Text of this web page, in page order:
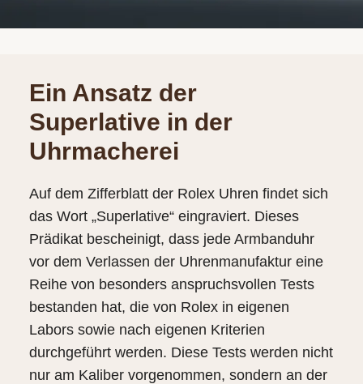
Ein Ansatz der
Superlative in der
Uhrmacherei
Auf dem Zifferblatt der Rolex Uhren findet sich
das Wort „Superlative“ eingraviert. Dieses
Prädikat bescheinigt, dass jede Armbanduhr
vor dem Verlassen der Uhrenmanufaktur eine
Reihe von besonders anspruchsvollen Tests
bestanden hat, die von Rolex in eigenen
Labors sowie nach eigenen Kriterien
durchgeführt werden. Diese Tests werden nicht
nur am Kaliber vorgenommen, sondern an der